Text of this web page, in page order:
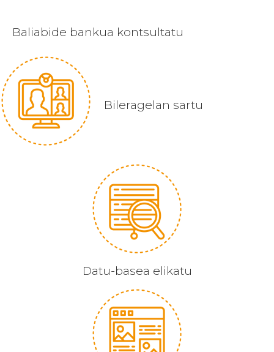
Baliabide bankua kontsultatu
Bileragelan sartu
Datu-basea elikatu